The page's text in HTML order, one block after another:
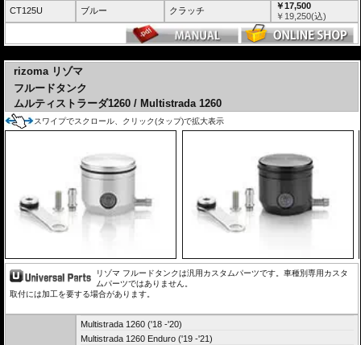
CT125U
ブルー クラッチ
￥17,500
￥ 19,250(込)
rizoma リゾマ
フルードタンク
ムルティストラーダ1260 / Multistrada 1260
スワイプでスクロール、クリック(タップ)で拡大表示
リゾマ フルードタンクは汎用カスタムパーツです。車種別専用カスタ
ムパーツではありません。
取付には加工を要する場合があります。
Multistrada 1260 ('18 -'20)
Multistrada 1260 Enduro ('19 -'21)